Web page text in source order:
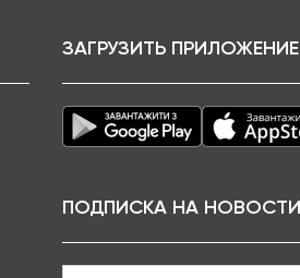
ЗАГРУЗИТЬ ПРИЛОЖЕНИЕ
ПОДПИСКА НА НОВОСТИ